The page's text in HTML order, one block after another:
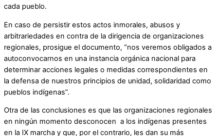
cada pueblo.
En caso de persistir estos actos inmorales, abusos y
arbitrariedades en contra de la dirigencia de organizaciones
regionales, prosigue el documento, “nos veremos obligados a
autoconvocarnos en una instancia orgánica nacional para
determinar acciones legales o medidas correspondientes en
la defensa de nuestros principios de unidad, solidaridad como
pueblos indígenas”.
Otra de las conclusiones es que las organizaciones regionales
en ningún momento desconocen a los indígenas presentes
en la IX marcha y que, por el contrario, les dan su más